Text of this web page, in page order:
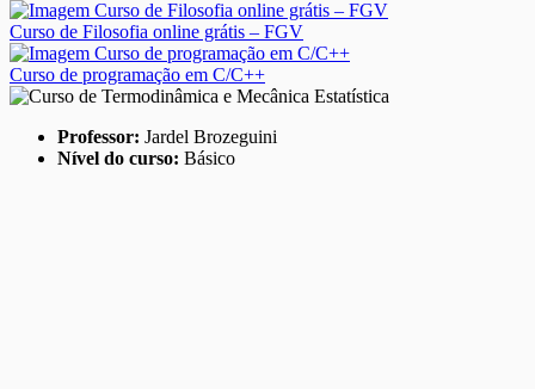
Curso de Filosofia online grátis – FGV
Curso de programação em C/C++
Professor: Jardel Brozeguini
Nível do curso: Básico